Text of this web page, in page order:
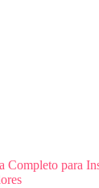
Completo para